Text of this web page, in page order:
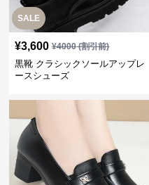
SALE
¥3,600 ¥4000(割引前)
黒靴 クラシックソールアップレ
ースシューズ